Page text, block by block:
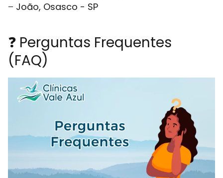
– João, Osasco - SP
❓ Perguntas Frequentes
(FAQ)